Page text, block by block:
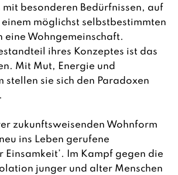
mit besonderen Bedürfnissen, auf
einem möglichst selbstbestimmten
eine Wohngemeinschaft.
ihres Konzeptes ist das
Mit Mut, Energie und
stellen sie sich den Paradoxen
zukunftsweisenden Wohnform
ins Leben gerufene
Einsamkeit’. Im Kampf gegen die
junger und alter Menschen